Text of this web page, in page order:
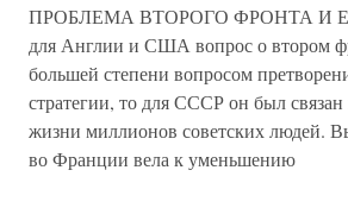
ПРОБЛЕМА ВТОРОГО ФРОНТА И
для Англии и США вопрос о втором
большей степени вопросом
стратегии, то для СССР он был
жизни миллионов советских людей.
во Франции вела к уменьшению